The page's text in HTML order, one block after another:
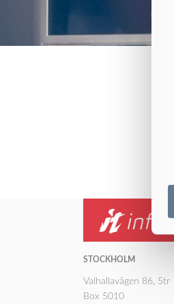
STOCKHOLM
Valhallavägen 86, 5tr
Box 5010